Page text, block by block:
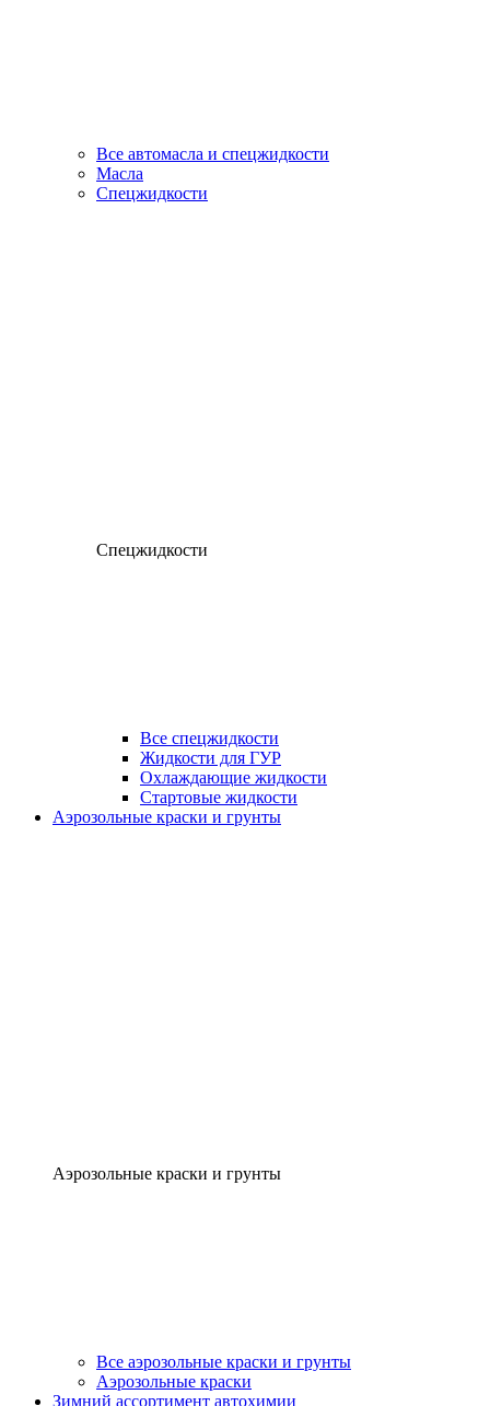
Все автомасла и спецжидкости
Масла
Спецжидкости
Спецжидкости
Все спецжидкости
Жидкости для ГУР
Охлаждающие жидкости
Стартовые жидкости
Аэрозольные краски и грунты
Аэрозольные краски и грунты
Все аэрозольные краски и грунты
Аэрозольные краски
Зимний ассортимент автохимии